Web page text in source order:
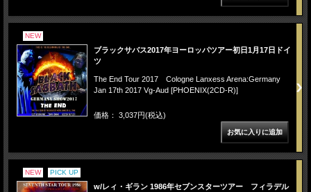
NEW
ブラックサバス2017年ヨーロッパツアー初日1月17日ドイ
ツ
The End Tour 2017 Cologne Lanxess Arena:Germany
Jan 17th 2017 Vg-Aud [PHOENIX(2CD-R)]
価格： 3,037円(税込)
NEW PICK UP
w/レィ・ギラン 1986年セブンスターツアー フィラデル